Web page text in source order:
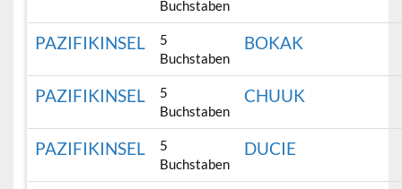
Buchstaben
PAZIFIKINSEL
5
Buchstaben
BOKAK
PAZIFIKINSEL
5
Buchstaben
CHUUK
PAZIFIKINSEL
5
Buchstaben
DUCIE